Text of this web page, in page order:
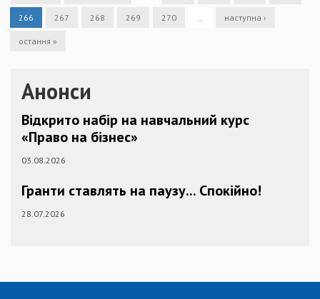
266 267 268 269 270 наступна ›
остання »
Анонси
Відкрито набір на навчальний курс
«Право на бізнес»
03.08.2026
Гранти ставлять на паузу... Спокійно!
28.07.2026